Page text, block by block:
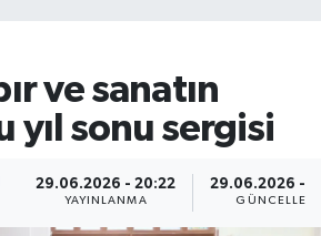
ve sanatın
yıl sonu sergisi
29.06.2026 - 20:22
YAYINLANMA
29.06.2026 -